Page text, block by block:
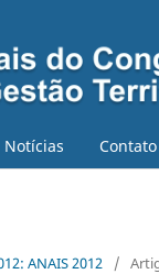
Notícias Contato
ANAIS 2012 /